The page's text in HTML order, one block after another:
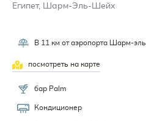
Египет, Шарм-Эль-Шейх
В 11 км от аэропорта Шарм-
посмотреть на карте
бар Palm
Кондиционер